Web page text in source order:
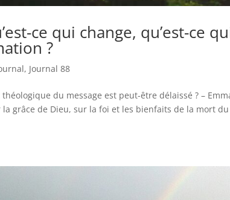
ce qui change, qu’est-ce
?
, Journal 88
du message est peut-être délaissé ? –
la grâce de Dieu, sur la foi et les bienfaits de la mort